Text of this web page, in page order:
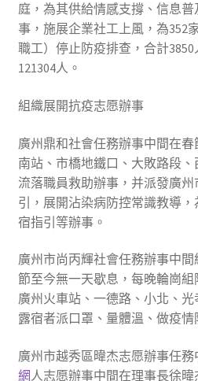
庭，為其供給情感支撐、信息
事，施展企業社工上風，為352
職工）停止防疫排查，合計
121304人。
組織展開抗疫志愿辦事
廣州鼎和社會任務辦事中間在
南站、市橋地鐵口、大敗路段
流落職員救助辦事，并派發廣
引，展開沾染病防控常識教導
宿指引等辦事。
廣州市尚丙輝社會任務辦事中
節至今無一天歇息，每晚輪崗
廣州火車站、一德路、小北、
露宿者派口罩、量體溫、做疫情
廣州市越秀區暐杰志愿辦事任
網人志愿辦事中間在理事長徐